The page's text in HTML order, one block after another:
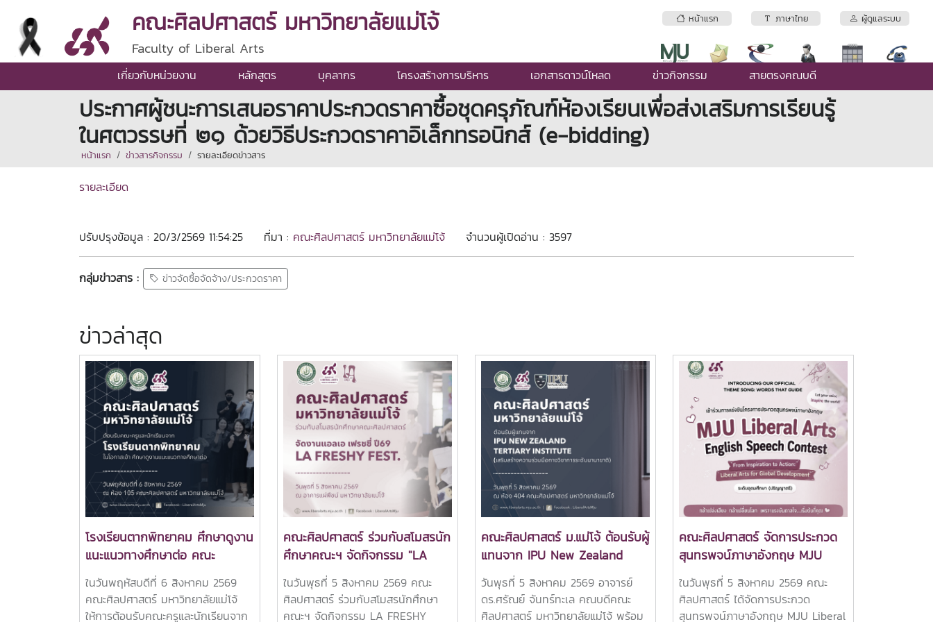
หน้าแรก ภาษาไทย ผู้ดูแลระบบ
คณะศิลปศาสตร์ มหาวิทยาลัยแม่โจ้
Faculty of Liberal Arts
เกี่ยวกับหน่วยงาน หลักสูตร บุคลากร โครงสร้างการบริหาร เอกสารดาวน์โหลด ข่าวกิจกรรม สายตรงคณบดี
ประกาศผู้ชนะการเสนอราคาประกวดราคาซื้อชุดครุภัณฑ์ห้องเรียนเพื่อส่งเสริมการเรียนรู้
ในศตวรรษที่ ๒๑ ด้วยวิธีประกวดราคาอิเล็กทรอนิกส์ (e-bidding)
หน้าแรก ข่าวสารกิจกรรม รายละเอียดข่าวสาร
รายละเอียด
ปรับปรุงข้อมูล : 20/3/2569 11:54:25 ที่มา : คณะศิลปศาสตร์ มหาวิทยาลัยแม่โจ้ จำนวนผู้เปิดอ่าน : 3597
กลุ่มข่าวสาร : ข่าวจัดซื้อจัดจ้าง/ประกวดราคา
ข่าวล่าสุด
โรงเรียนตากพิทยาคม ศึกษาดูงาน
แนะแนวทางศึกษาต่อ คณะ
ศิลปศาสตร์ มหาวิทยาลัยแม่โจ้
เปิดประสบการณ์เรียนรู้หลักสูตร
ระดับอุดมศึกษา
ในวันพฤหัสบดีที่ 6 สิงหาคม 2569
คณะศิลปศาสตร์ มหาวิทยาลัยแม่โจ้
ให้การต้อนรับคณะครูและนักเรียนจาก
คณะศิลปศาสตร์ ร่วมกับสโมสรนัก
ศึกษาคณะฯ จัดกิจกรรม "LA
FRESHY FEST 2026" ต้อนรับ
นักศึกษาใหม่อย่างอบอุ่น
ในวันพุธที่ 5 สิงหาคม 2569 คณะ
ศิลปศาสตร์ ร่วมกับสโมสรนักศึกษา
คณะฯ จัดกิจกรรม LA FRESHY
คณะศิลปศาสตร์ ม.แม่โจ้ ต้อนรับผู้
แทนจาก IPU New Zealand
Tertiary Institute เสริมสร้าง
ความร่วมมือทางวิชาการระดับ
นานาชาติ
วันพุธที่ 5 สิงหาคม 2569 อาจารย์
ดร.ศรัณย์ จันทร์ทะเล คณบดีคณะ
ศิลปศาสตร์ มหาวิทยาลัยแม่โจ้ พร้อม
คณะศิลปศาสตร์ จัดการประกวด
สุนทรพจน์ภาษาอังกฤษ MJU
Liberal Arts English Speech
Contest 2026
ในวันพุธที่ 5 สิงหาคม 2569 คณะ
ศิลปศาสตร์ ได้จัดการประกวด
สุนทรพจน์ภาษาอังกฤษ MJU Liberal